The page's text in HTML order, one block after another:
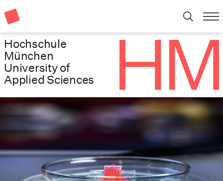
Hochschule
München
University of
Applied Sciences